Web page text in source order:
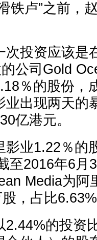
铁卢”之前，
次投资应该是
公司Gold
％的股份，
业出现两天的
亿港元。
影业1.22％的
至2016年6月
Media为阿
，占比
2.44%的投资